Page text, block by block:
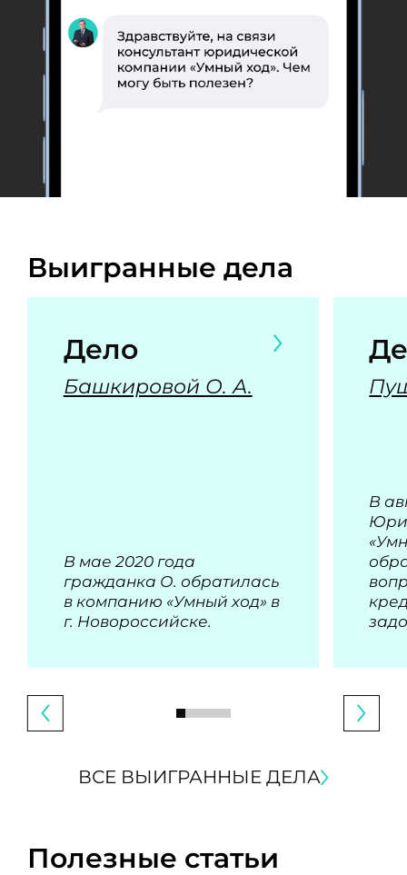
Выигранные дела
Дело
Башкировой О. А.
В мае 2020 года
гражданка О. обратилась
в компанию «Умный ход» в
г. Новороссийске.
В
ВСЕ ВЫИГРАННЫЕ ДЕЛА
Полезные статьи